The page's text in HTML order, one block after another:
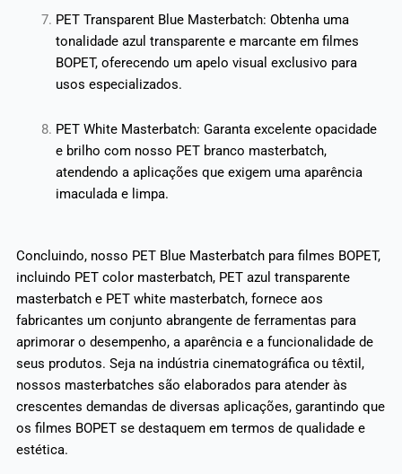
PET Transparent Blue Masterbatch: Obtenha uma
tonalidade azul transparente e marcante em filmes
BOPET, oferecendo um apelo visual exclusivo para
usos especializados.
PET White Masterbatch: Garanta excelente opacidade
e brilho com nosso PET branco masterbatch,
atendendo a aplicações que exigem uma aparência
imaculada e limpa.
Concluindo, nosso PET Blue Masterbatch para filmes BOPET,
incluindo PET color masterbatch, PET azul transparente
masterbatch e PET white masterbatch, fornece aos
fabricantes um conjunto abrangente de ferramentas para
aprimorar o desempenho, a aparência e a funcionalidade de
seus produtos. Seja na indústria cinematográfica ou têxtil,
nossos masterbatches são elaborados para atender às
crescentes demandas de diversas aplicações, garantindo que
os filmes BOPET se destaquem em termos de qualidade e
estética.